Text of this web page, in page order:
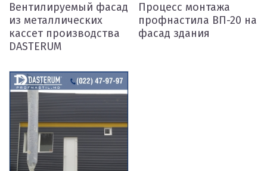
Вентилируемый фасад
из металлических
кассет производства
DASTERUM
Процесс монтажа
профнастила ВП-20 на
фасад здания